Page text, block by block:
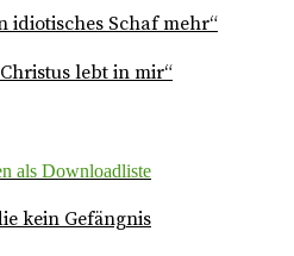
idiotisches Schaf mehr“
lebt in mir“
als Downloadliste
kein Gefängnis